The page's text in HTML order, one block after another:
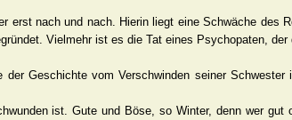
nach und nach. Hierin liegt eine Schwäche des
Vielmehr ist es die Tat eines Psychopaten,
Geschichte vom Verschwinden seiner Schwester
ist. Gute und Böse, so Winter, denn wer